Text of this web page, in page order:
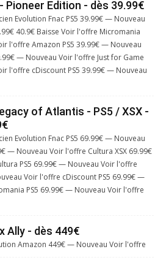
Pioneer Edition - dès 39.99€
Evolution Fnac PS5 39.99€ — Nouveau
40.9€ Baisse Voir l'offre Micromania
l'offre Amazon PS5 39.99€ — Nouveau
— Nouveau Voir l'offre Just for Game
l'offre cDiscount PS5 39.99€ — Nouveau
of Atlantis - PS5 / XSX -
Evolution Fnac PS5 69.99€ — Nouveau
— Nouveau Voir l'offre Cultura XSX 69.99€
PS5 69.99€ — Nouveau Voir l'offre
Voir l'offre cDiscount PS5 69.99€ —
PS5 69.99€ — Nouveau Voir l'offre
Ally - dès 449€
Amazon 449€ — Nouveau Voir l'offre